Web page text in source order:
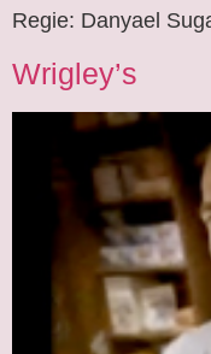
Regie: Danyael
Wrigley’s